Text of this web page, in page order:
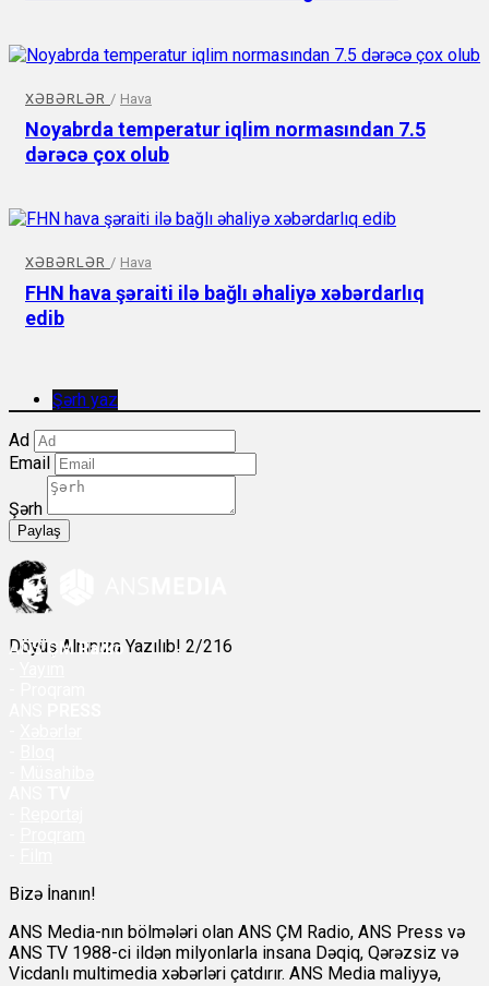
XƏBƏRLƏR / Hava
Noyabrda temperatur iqlim normasından 7.5
dərəcə çox olub
XƏBƏRLƏR / Hava
FHN hava şəraiti ilə bağlı əhaliyə xəbərdarlıq
edib
Şərh yaz
Ad
Email
Şərh
Paylaş
Döyüş Alnınıza Yazılıb! 2/216
ANSÇM Radio
Bizə İnanın!
ANS Media-nın bölmələri olan ANS ÇM Radio, ANS Press və
ANS TV 1988-ci ildən milyonlarla insana Dəqiq, Qərəzsiz və
Vicdanlı multimedia xəbərləri çatdırır. ANS Media maliyyə,